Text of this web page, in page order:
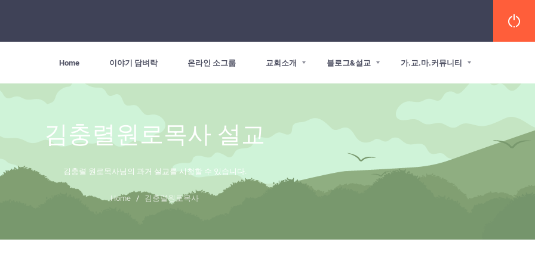
Home 이야기 담벼락 온라인 소그룹 교회소개 블로그&설교 가.교.마.커뮤니티
김충렬원로목사 설교
김충렬 원로목사님의 과거 설교를 시청할 수 있습니다.
Home / 김충렬원로목사